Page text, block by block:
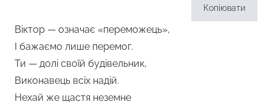
Копіювати
Віктор — означає «переможець»,
І бажаємо лише перемог.
Ти — долі своїй будівельник,
Виконавець всіх надій.
Нехай же щастя неземне